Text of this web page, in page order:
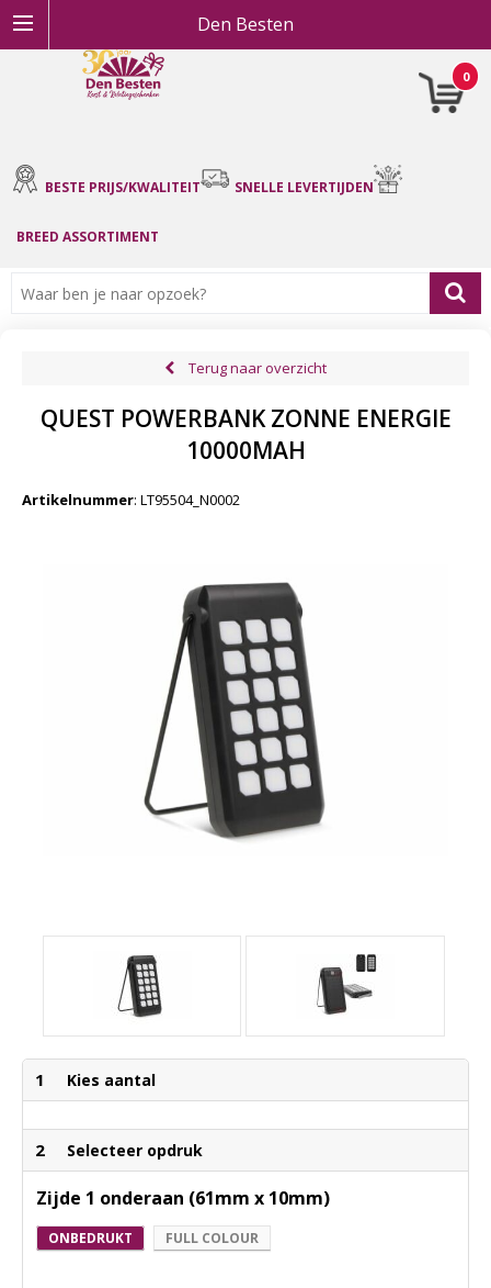
Den Besten
0
BESTE PRIJS/KWALITEIT SNELLE LEVERTIJDEN
BREED ASSORTIMENT
Terug naar overzicht
QUEST POWERBANK ZONNE ENERGIE
10000MAH
Artikelnummer: LT95504_N0002
1 Kies aantal
2 Selecteer opdruk
Zijde 1 onderaan (61mm x 10mm)
ONBEDRUKT FULL COLOUR